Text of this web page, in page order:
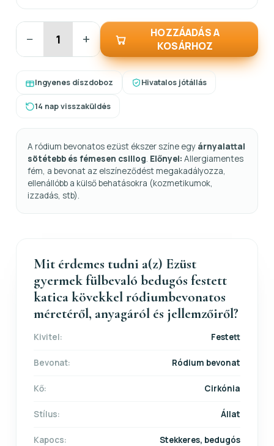
− +
HOZZÁADÁS A
KOSÁRHOZ
Ingyenes díszdoboz Hivatalos jótállás
14 nap visszaküldés
A ródium bevonatos ezüst ékszer színe egy árnyalattal
sötétebb és fémesen csillog. Előnyei: Allergiamentes
fém, a bevonat az elszíneződést megakadályozza,
ellenállóbb a külső behatásokra (kozmetikumok,
izzadás, stb).
Mit érdemes tudni a(z) Ezüst
gyermek fülbevaló bedugós festett
katica kövekkel ródiumbevonatos
méretéről, anyagáról és jellemzőiről?
Kivitel: Festett
Bevonat: Ródium bevonat
Kő: Cirkónia
Stílus: Állat
Kapocs: Stekkeres, bedugós